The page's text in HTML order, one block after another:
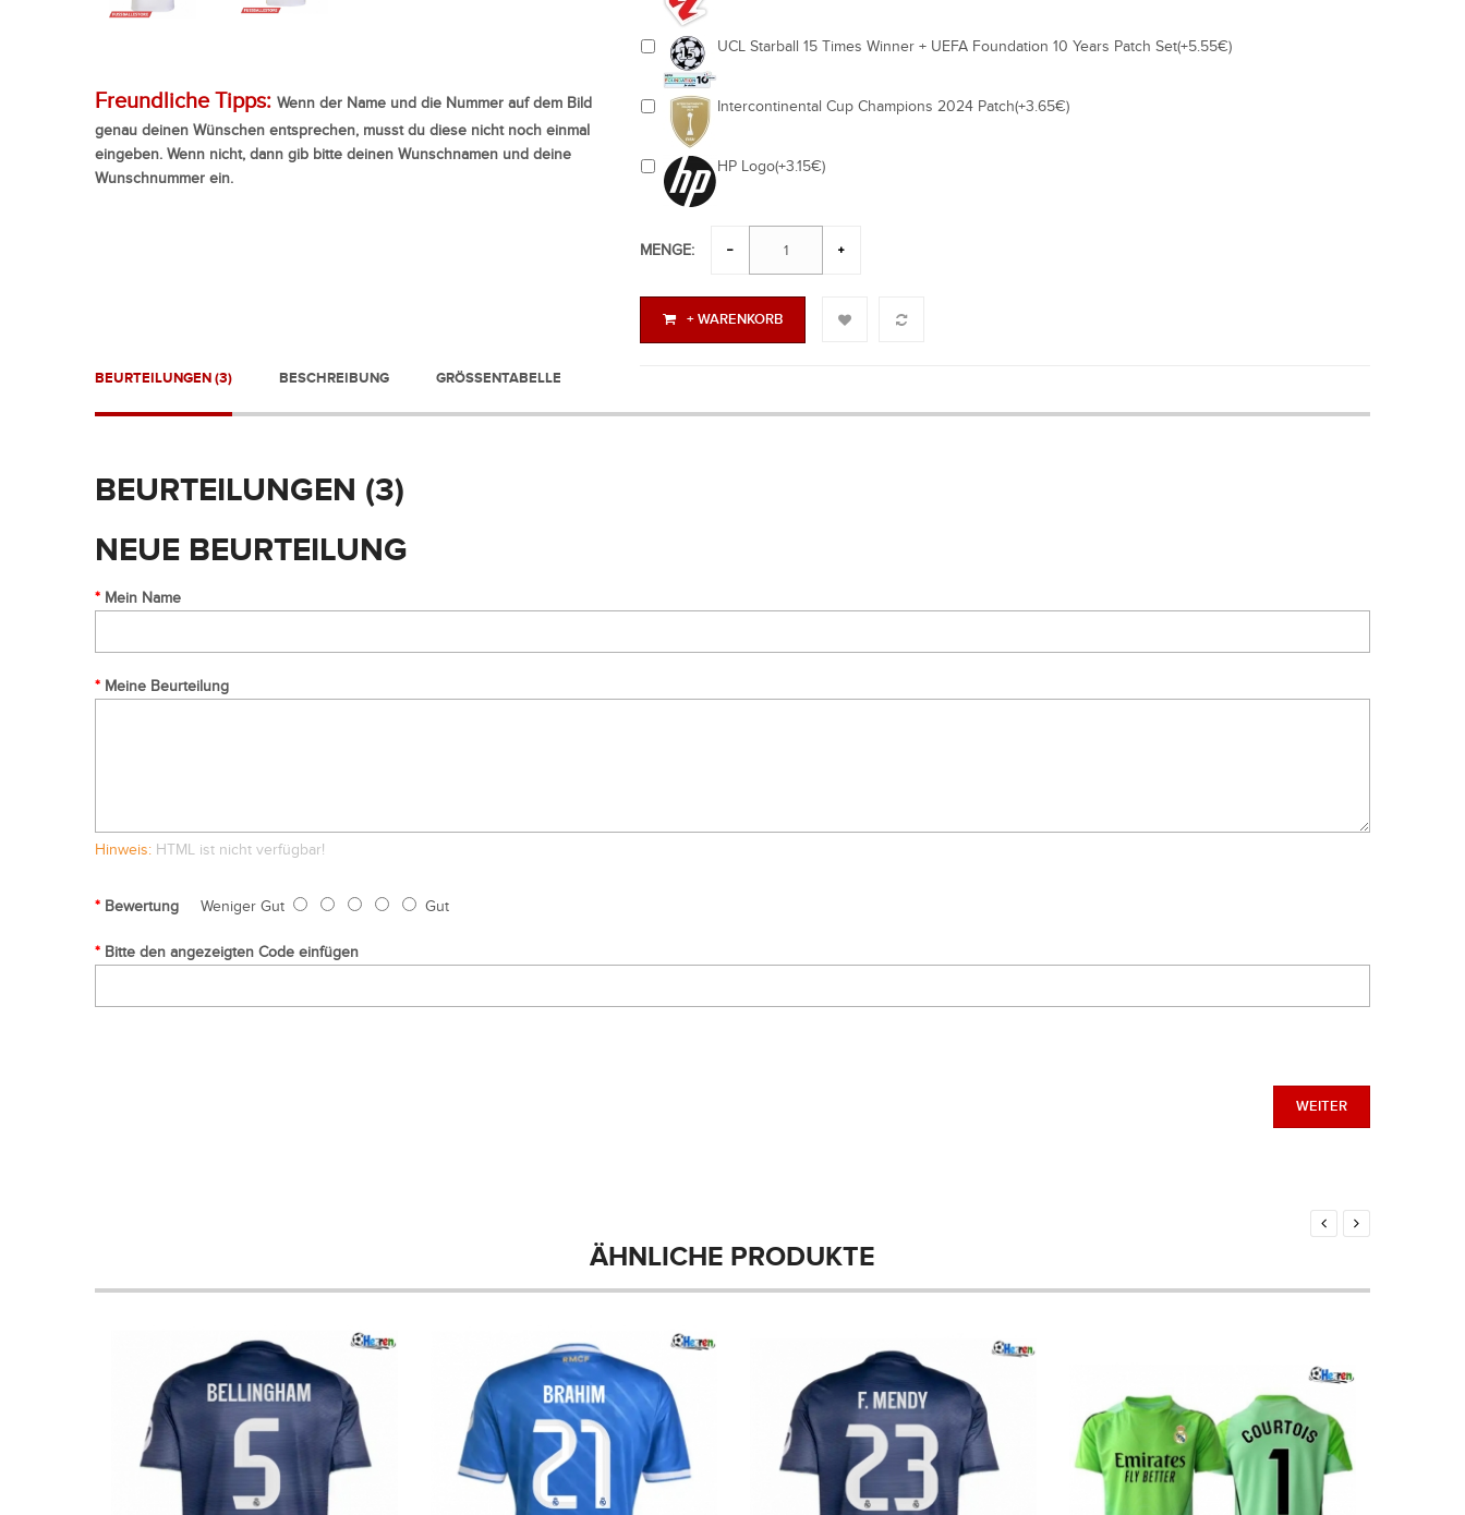
Freundliche Tipps: Wenn der Name und die Nummer auf dem Bild
genau deinen Wünschen entsprechen, musst du diese nicht noch einmal
eingeben. Wenn nicht, dann gib bitte deinen Wunschnamen und deine
Wunschnummer ein.
UCL Starball 15 Times Winner + UEFA Foundation 10 Years Patch Set(+5.55€)
Intercontinental Cup Champions 2024 Patch(+3.65€)
HP Logo(+3.15€)
MENGE:
+ WARENKORB
BEURTEILUNGEN (3) BESCHREIBUNG GRÖSSENTABELLE
BEURTEILUNGEN (3)
NEUE BEURTEILUNG
Mein Name
Meine Beurteilung
Hinweis: HTML ist nicht verfügbar!
Bewertung Weniger Gut Gut
Bitte den angezeigten Code einfügen
WEITER
ÄHNLICHE PRODUKTE